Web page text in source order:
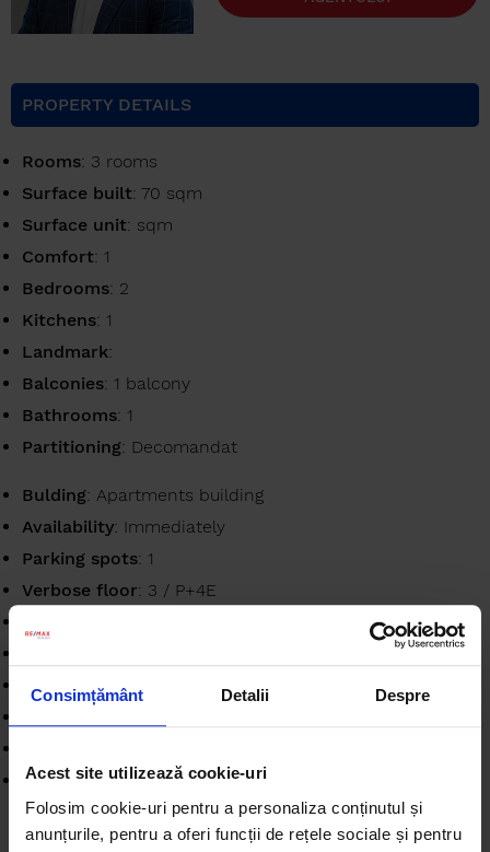
Consimțământ Detalii Despre
Acest site utilizează cookie-uri
Folosim cookie-uri pentru a personaliza conținutul și
anunțurile, pentru a oferi funcții de rețele sociale și pentru
PROPERTY DETAILS
Rooms: 3 rooms
Surface built: 70 sqm
Surface unit: sqm
Comfort: 1
Bedrooms: 2
Kitchens: 1
Landmark:
Balconies: 1 balcony
Bathrooms: 1
Partitioning: Decomandat
Bulding: Apartments building
Availability: Immediately
Parking spots: 1
Verbose floor: 3 / P+4E
Building floors
Building construction year: 1980